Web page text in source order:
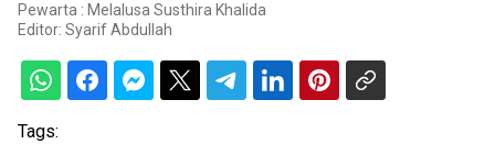
Pewarta : Melalusa Susthira Khalida
Editor: Syarif Abdullah
Tags: